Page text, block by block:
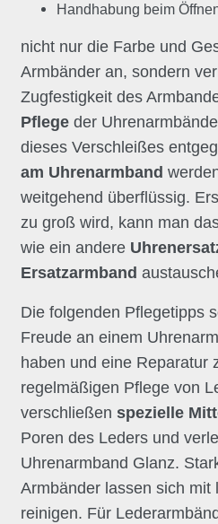
Handhabung beim
nicht nur die Farbe und
Armbänder an, sondern
Zugfestigkeit des
Pflege der
dieses Verschleißes
am Uhrenarmband
weitgehend überflüssig.
zu groß wird, kann man
wie ein andere
Ersatzarmband
Die folgenden Pflegetipps
Freude an einem
haben und eine Reparatur
regelmäßigen Pflege von
verschließen spezielle
Poren des Leders und
Uhrenarmband Glanz.
Armbänder lassen sich mit
reinigen. Für